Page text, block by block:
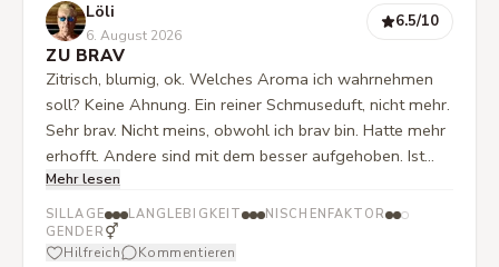
Löli
6. August 2026
6.5/10
ZU BRAV
Zitrisch, blumig, ok. Welches Aroma ich wahrnehmen
soll? Keine Ahnung. Ein reiner Schmuseduft, nicht mehr.
Sehr brav. Nicht meins, obwohl ich brav bin. Hatte mehr
erhofft. Andere sind mit dem besser aufgehoben. Ist
auch kein ausgesprochener Frauenduft. PS: Hab mal
eine Dame gefragt, sie findet ihn gut, da sie wohl auf
Mandarine und anderes Zitrisches steht.
Mehr lesen
SILLAGE LANGLEBIGKEIT
NISCHENFAKTOR
GENDER ⚥
Hilfreich Kommentieren